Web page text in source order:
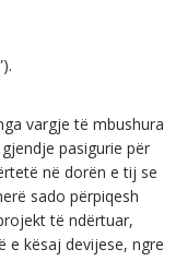
vargje të mbushura
pasigurie për
në dorën e tij se
sado përpiqesh
të ndërtuar,
e kësaj devijese, ngre